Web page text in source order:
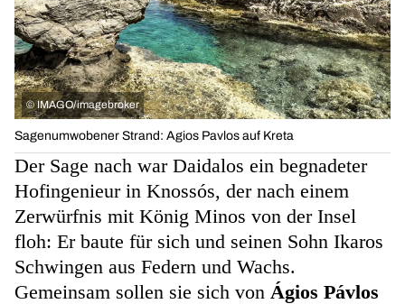
© IMAGO/imagebroker
Sagenumwobener Strand: Agios Pavlos auf Kreta
Der Sage nach war Daidalos ein begnadeter
Hofingenieur in Knossós, der nach einem
Zerwürfnis mit König Minos von der Insel
floh: Er baute für sich und seinen Sohn Ikaros
Schwingen aus Federn und Wachs.
Gemeinsam sollen sie sich von Ágios Pávlos